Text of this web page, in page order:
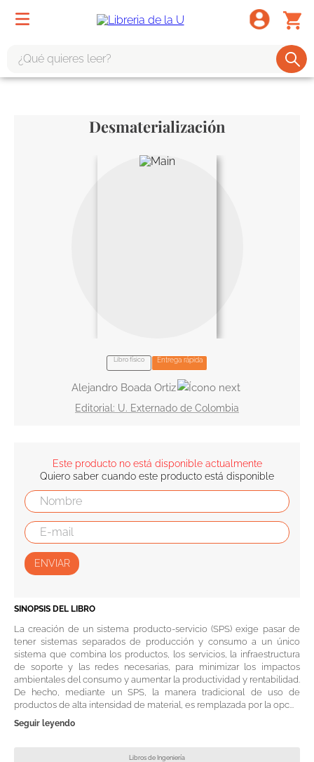
Desmaterialización
Libro físico Entrega rápida
Alejandro Boada Ortiz
U. Externado de Colombia
Este producto no está disponible actualmente
Quiero saber cuando este producto está disponible
ENVIAR
SINOPSIS DEL LIBRO
La creación de un sistema producto-servicio (SPS) exige pasar de
tener sistemas separados de producción y consumo a un único
sistema que combina los productos, los servicios, la infraestructura
de soporte y las redes necesarias, para minimizar los impactos
ambientales del consumo y aumentar la productividad y rentabilidad.
De hecho, mediante un SPS, la manera tradicional de uso de
productos de alta intensidad de material, es remplazada por la opc...
Seguir leyendo
Libros de Ingeniería